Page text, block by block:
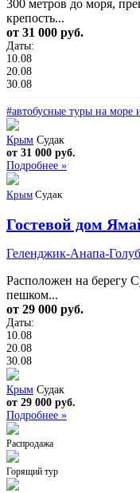
300 метров до моря,
крепость...
от 31 000 руб.
Даты:
10.08
20.08
30.08
#автобусные туры на море
Крым Судак
от 31 000 руб.
Подробнее »
Крым Судак
Гостевой дом
Геленджик-Анапа-
Расположен на берегу
пешком...
от 29 000 руб.
Даты:
10.08
20.08
30.08
Крым Судак
от 29 000 руб.
Подробнее »
Распродажа
Горящий тур